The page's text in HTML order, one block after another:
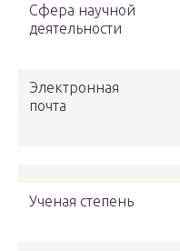
Сфера научной
деятельности
Электронная
почта
Ученая степень